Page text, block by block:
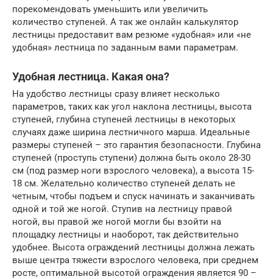
порекомендовать уменьшить или увеличить
количество ступеней. А так же онлайн калькулятор
лестницы предоставит вам резюме «удобная» или «не
удобная» лестница по заданным вами параметрам.
Удобная лестница. Какая она?
На удобство лестницы сразу влияет несколько
параметров, таких как угол наклона лестницы, высота
ступеней, глубина ступеней лестницы в некоторых
случаях даже ширина лестничного марша. Идеальные
размеры ступеней – это гарантия безопасности. Глубина
ступеней (проступь ступени) должна быть около 28-30
см (под размер ноги взрослого человека), а высота 15-
18 см. Желательно количество ступеней делать не
четным, чтобы подъем и спуск начинать и заканчивать
одной и той же ногой. Ступив на лестницу правой
ногой, вы правой же ногой могли бы взойти на
площадку лестницы и наоборот, так действительно
удобнее. Высота ограждений лестницы должна лежать
выше центра тяжести взрослого человека, при среднем
росте, оптимальной высотой ограждения является 90 –